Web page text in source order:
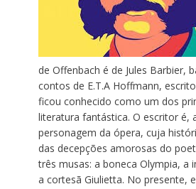
de Offenbach é de Jules Barbier,
contos de E.T.A Hoffmann,
ficou conhecido como um dos
literatura fantástica. O escritor é,
personagem da ópera, cuja
das decepções amorosas do
três musas: a boneca Olympia, a
a cortesã Giulietta. No presente,